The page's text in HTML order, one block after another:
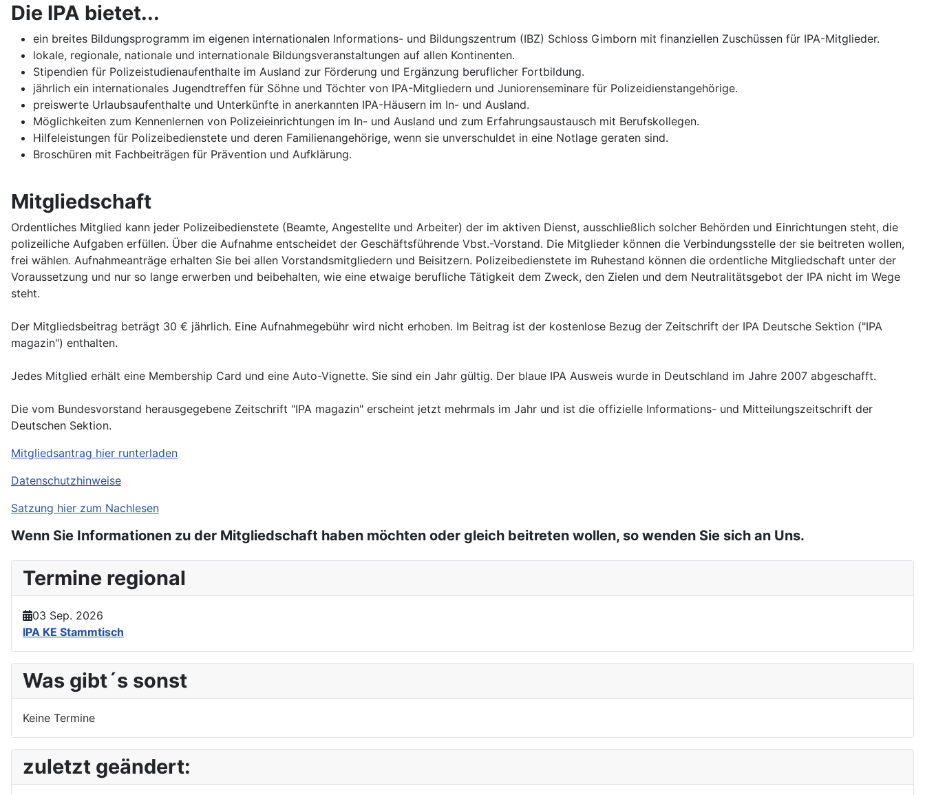
Die IPA bietet...
ein breites Bildungsprogramm im eigenen internationalen Informations- und Bildungszentrum (IBZ) Schloss Gimborn mit finanziellen Zuschüssen für IPA-Mitglieder.
lokale, regionale, nationale und internationale Bildungsveranstaltungen auf allen Kontinenten.
Stipendien für Polizeistudienaufenthalte im Ausland zur Förderung und Ergänzung beruflicher Fortbildung.
jährlich ein internationales Jugendtreffen für Söhne und Töchter von IPA-Mitgliedern und Juniorenseminare für Polizeidienstangehörige.
preiswerte Urlaubsaufenthalte und Unterkünfte in anerkannten IPA-Häusern im In- und Ausland.
Möglichkeiten zum Kennenlernen von Polizeieinrichtungen im In- und Ausland und zum Erfahrungsaustausch mit Berufskollegen.
Hilfeleistungen für Polizeibedienstete und deren Familienangehörige, wenn sie unverschuldet in eine Notlage geraten sind.
Broschüren mit Fachbeiträgen für Prävention und Aufklärung.
Mitgliedschaft
Ordentliches Mitglied kann jeder Polizeibedienstete (Beamte, Angestellte und Arbeiter) der im aktiven Dienst, ausschließlich solcher Behörden und Einrichtungen steht, die
polizeiliche Aufgaben erfüllen. Über die Aufnahme entscheidet der Geschäftsführende Vbst.-Vorstand. Die Mitglieder können die Verbindungsstelle der sie beitreten wollen,
frei wählen. Aufnahmeanträge erhalten Sie bei allen Vorstandsmitgliedern und Beisitzern. Polizeibedienstete im Ruhestand können die ordentliche Mitgliedschaft unter der
Voraussetzung und nur so lange erwerben und beibehalten, wie eine etwaige berufliche Tätigkeit dem Zweck, den Zielen und dem Neutralitätsgebot der IPA nicht im Wege
steht.
Der Mitgliedsbeitrag beträgt 30 € jährlich. Eine Aufnahmegebühr wird nicht erhoben. Im Beitrag ist der kostenlose Bezug der Zeitschrift der IPA Deutsche Sektion ("IPA
magazin") enthalten.
Jedes Mitglied erhält eine Membership Card und eine Auto-Vignette. Sie sind ein Jahr gültig. Der blaue IPA Ausweis wurde in Deutschland im Jahre 2007 abgeschafft.
Die vom Bundesvorstand herausgegebene Zeitschrift "IPA magazin" erscheint jetzt mehrmals im Jahr und ist die offizielle Informations- und Mitteilungszeitschrift der
Deutschen Sektion.
Mitgliedsantrag hier runterladen
Datenschutzhinweise
Satzung hier zum Nachlesen
Wenn Sie Informationen zu der Mitgliedschaft haben möchten oder gleich beitreten wollen, so wenden Sie sich an Uns.
Termine regional
03 Sep. 2026
IPA KE Stammtisch
Was gibt´s sonst
Keine Termine
zuletzt geändert: